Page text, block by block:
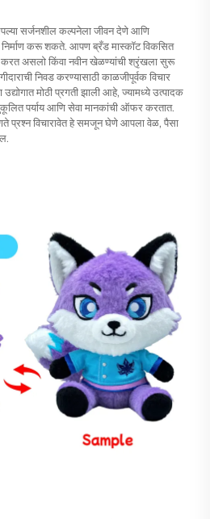
सर्जनशील कल्पनेला जीवन देणे आणि
निर्माण करू शकते. आपण ब्रँड मास्कॉट विकसित
करत असलो किंवा नवीन खेळण्यांची श्रृंखला सुरू
निवड करण्यासाठी काळजीपूर्वक विचार
मोठी प्रगती झाली आहे, ज्यामध्ये उत्पादक
पर्याय आणि सेवा मानकांची ऑफर करतात.
कोणते प्रश्न विचारावेत हे समजून घेणे आपला वेळ, पैसा